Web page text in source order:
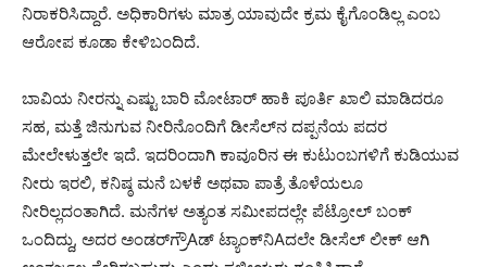
ನಿರಾಕರಿಸಿದ್ದಾರೆ. ಅಧಿಕಾರಿಗಳು ಮಾತ್ರ ಯಾವುದೇ ಕ್ರಮ ಕೈಗೊಂಡಿಲ್ಲ ಎಂಬ
ಆರೋಪ ಕೂಡಾ ಕೇಳಿಬಂದಿದೆ.
ಬಾವಿಯ ನೀರನ್ನು ಎಷ್ಟು ಬಾರಿ ಮೋಟಾರ್ ಹಾಕಿ ಪೂರ್ತಿ ಖಾಲಿ ಮಾಡಿದರೂ
ಸಹ, ಮತ್ತೆ ಜಿನುಗುವ ನೀರಿನೊಂದಿಗೆ ಡೀಸೆಲ್‌ನ ದಪ್ಪನೆಯ ಪದರ
ಮೇಲೇಳುತ್ತಲೇ ಇದೆ. ಇದರಿಂದಾಗಿ ಕಾವೂರಿನ ಈ ಕುಟುಂಬಗಳಿಗೆ ಕುಡಿಯುವ
ನೀರು ಇರಲಿ, ಕನಿಷ್ಠ ಮನೆ ಬಳಕೆ ಅಥವಾ ಪಾತ್ರೆ ತೊಳೆಯಲೂ
ನೀರಿಲ್ಲದಂತಾಗಿದೆ. ಮನೆಗಳ ಅತ್ಯಂತ ಸಮೀಪದಲ್ಲೇ ಪೆಟ್ರೋಲ್ ಬಂಕ್
ಒಂದಿದ್ದು, ಅದರ ಅಂಡರ್‌ಗ್ರೌAಡ್ ಟ್ಯಾಂಕ್‌ನಿAದಲೇ ಡೀಸೆಲ್ ಲೀಕ್ ಆಗಿ